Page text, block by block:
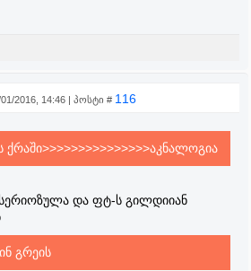
01/2016, 14:46 | პოსტი # 116
და ფტ-ს გილდიიან
გრეის